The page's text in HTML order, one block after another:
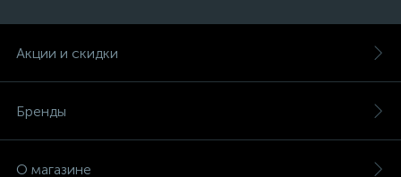
Акции и скидки
Бренды
О магазине